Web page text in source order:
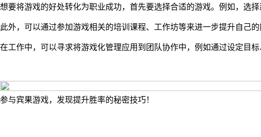
想要将游戏的好处转化为职业成功，首先要选择合适的游戏。例如，选
此外，可以通过参加游戏相关的培训课程、工作坊等来进一步提升自己
在工作中，可以寻求将游戏化管理应用到团队协作中，例如通过设定目
参与宾果游戏，发现提升胜率的秘密技巧！